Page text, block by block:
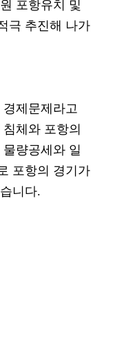
포항유치 및
극 추진해 나가
제문제라고
체와 포항의
량공세와 일
포항의 경기가
니다.